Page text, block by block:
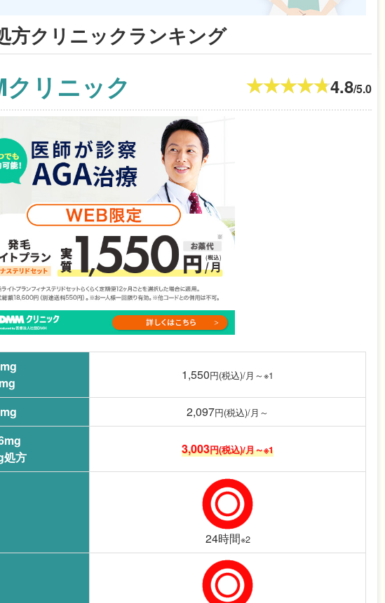
方クリニックランキング
クリニック 4.8/5.0
1,550円(税込)/月～※1
2,097円(税込)/月～
処方
3,003円(税込)/月～※1
24時間※2